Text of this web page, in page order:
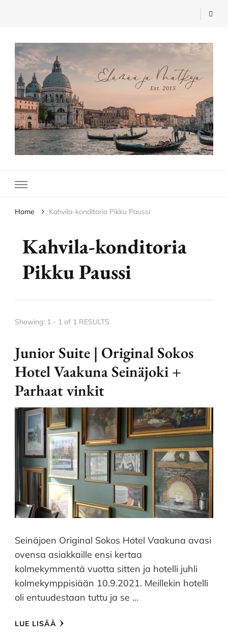
Elämää ja Matkoja
Home Kahvila-konditoria Pikku Paussi
Kahvila-konditoria
Pikku Paussi
Showing: 1 - 1 of 1 RESULTS
Junior Suite | Original Sokos
Hotel Vaakuna Seinäjoki +
Parhaat vinkit
Seinäjoen Original Sokos Hotel Vaakuna avasi
ovensa asiakkaille ensi kertaa
kolmekymmentä vuotta sitten ja hotelli juhli
kolmekymppisiään 10.9.2021. Meillekin hotelli
oli entuudestaan tuttu ja se …
LUE LISÄÄ